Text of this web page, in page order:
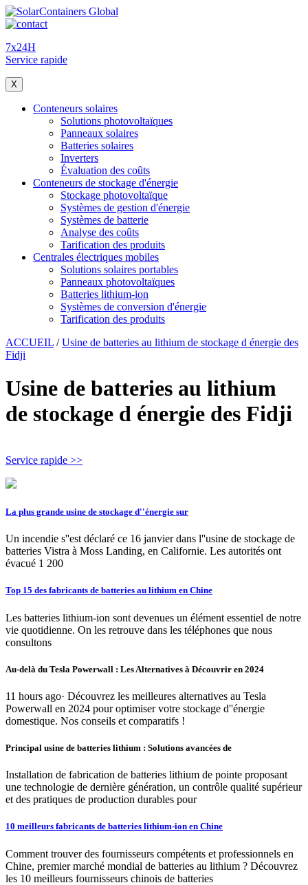
7x24H
Service rapide
X
Conteneurs solaires
Solutions photovoltaïques
Panneaux solaires
Batteries solaires
Inverters
Évaluation des coûts
Conteneurs de stockage d'énergie
Stockage photovoltaïque
Systèmes de gestion d'énergie
Systèmes de batterie
Analyse des coûts
Tarification des produits
Centrales électriques mobiles
Solutions solaires portables
Panneaux photovoltaïques
Batteries lithium-ion
Systèmes de conversion d'énergie
Tarification des produits
ACCUEIL /Usine de batteries au lithium de stockage d énergie des
Fidji
Usine de batteries au lithium
de stockage d énergie des Fidji
Service rapide >>
La plus grande usine de stockage d''énergie sur
Un incendie s''est déclaré ce 16 janvier dans l''usine de stockage de
batteries Vistra à Moss Landing, en Californie. Les autorités ont
évacué 1 200
Top 15 des fabricants de batteries au lithium en Chine
Les batteries lithium-ion sont devenues un élément essentiel de notre
vie quotidienne. On les retrouve dans les téléphones que nous
consultons
Au-delà du Tesla Powerwall : Les Alternatives à Découvrir en 2024
11 hours ago· Découvrez les meilleures alternatives au Tesla
Powerwall en 2024 pour optimiser votre stockage d''énergie
domestique. Nos conseils et comparatifs !
Principal usine de batteries lithium : Solutions avancées de
Installation de fabrication de batteries lithium de pointe proposant
une technologie de dernière génération, un contrôle qualité supérieur
et des pratiques de production durables pour
10 meilleurs fabricants de batteries lithium-ion en Chine
Comment trouver des fournisseurs compétents et professionnels en
Chine, premier marché mondial de batteries au lithium ? Découvrez
les 10 meilleurs fournisseurs chinois de batteries